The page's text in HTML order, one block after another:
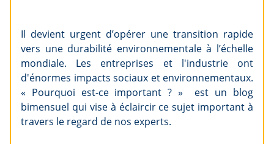
Il devient urgent d’opérer une transition rapide
vers une durabilité environnementale à l’échelle
mondiale. Les entreprises et l'industrie ont
d'énormes impacts sociaux et environnementaux.
« Pourquoi est-ce important ? » est un blog
bimensuel qui vise à éclaircir ce sujet important à
travers le regard de nos experts.